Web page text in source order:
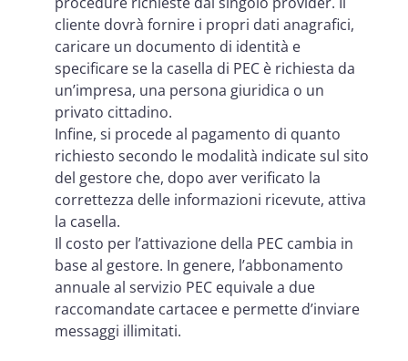
cliente dovrà fornire i propri dati anagrafici,
caricare un documento di identità e
specificare se la casella di PEC è richiesta da
un’impresa, una persona giuridica o un
privato cittadino.
Infine, si procede al pagamento di quanto
richiesto secondo le modalità indicate sul sito
del gestore che, dopo aver verificato la
correttezza delle informazioni ricevute, attiva
la casella.
Il costo per l’attivazione della PEC cambia in
base al gestore. In genere, l’abbonamento
annuale al servizio PEC equivale a due
raccomandate cartacee e permette d’inviare
messaggi illimitati.